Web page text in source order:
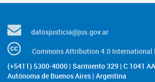
datosjusticia@jus.gov.ar
Commons Attribution 4.0 International
(+5411) 5300-4000 | Sarmiento 329 | C 1041
Autónoma de Buenos Aires | Argentina